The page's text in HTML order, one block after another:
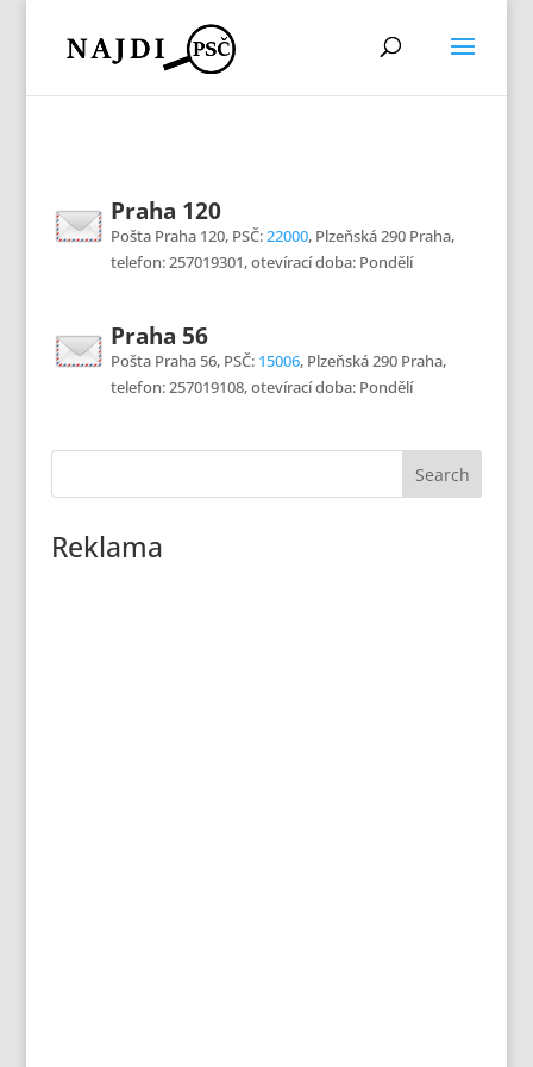
Praha 120
Pošta Praha 120, PSČ:22000, Plzeňská 290 Praha,
telefon: 257019301, otevírací doba: Pondělí
Praha 56
Pošta Praha 56, PSČ: 15006, Plzeňská 290 Praha,
telefon: 257019108, otevírací doba: Pondělí
Reklama